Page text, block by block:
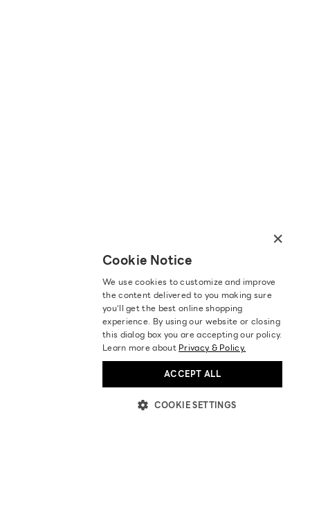
×
Cookie Notice
We use cookies to customize and improve
the content delivered to you making sure
you‘ll get the best online shopping
experience. By using our website or closing
this dialog box you are accepting our policy.
Learn more about Privacy & Policy.
ACCEPT ALL
COOKIE SETTINGS